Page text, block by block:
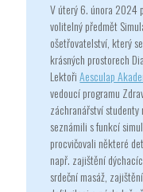
V úterý 6. února 2024
volitelný předmět
ošetřovatelství, který
krásných prostorech
LektořiAesculap
vedoucí programu
záchranářství studenty
seznámili s funkcí
procvičovali některé
např. zajištění
srdeční masáž,